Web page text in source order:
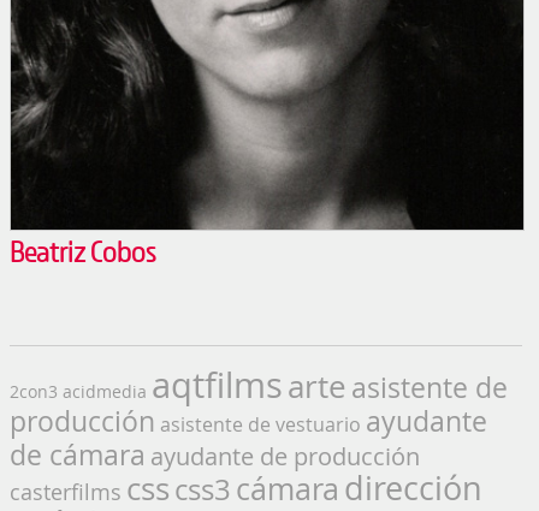
Beatriz Cobos
2con3 acidmedia aqtfilmsarte asistente de
producción asistente de vestuario ayudante
de cámara ayudante de producción
casterfilms csscss3 cámara dirección